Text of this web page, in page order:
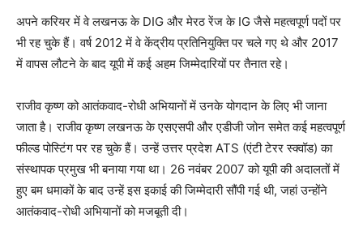
अपने करियर में वे लखनऊ के DIG और मेरठ रेंज के IG जैसे महत्वपूर्ण पदों पर
भी रह चुके हैं। वर्ष 2012 में वे केंद्रीय प्रतिनियुक्ति पर चले गए थे और 2017
में वापस लौटने के बाद यूपी में कई अहम जिम्मेदारियों पर तैनात रहे।
राजीव कृष्ण को आतंकवाद-रोधी अभियानों में उनके योगदान के लिए भी जाना
जाता है। राजीव कृष्ण लखनऊ के एसएसपी और एडीजी जोन समेत कई महत्वपूर्ण
फील्ड पोस्टिंग पर रह चुके हैं। उन्हें उत्तर प्रदेश ATS (एंटी टेरर स्क्वॉड) का
संस्थापक प्रमुख भी बनाया गया था। 26 नवंबर 2007 को यूपी की अदालतों में
हुए बम धमाकों के बाद उन्हें इस इकाई की जिम्मेदारी सौंपी गई थी, जहां उन्होंने
आतंकवाद-रोधी अभियानों को मजबूती दी।